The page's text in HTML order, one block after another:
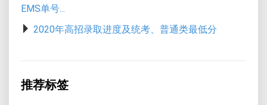
EMS单号...
2020年高招录取进度及统考、普通类最低分
推荐标签